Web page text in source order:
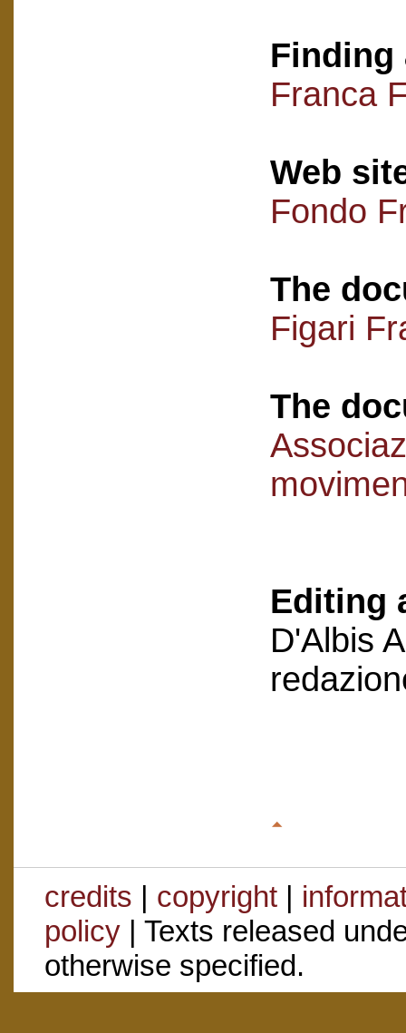
Finding
Franca
Web
Fondo
The
Figari
The
Editing
D'Albis
credits | copyright|
policy| Texts released
otherwise specified.